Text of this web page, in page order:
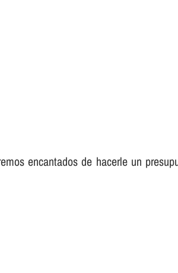
encantados de hacerle un